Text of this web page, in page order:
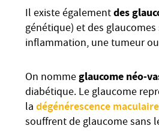
Il existe égalementdes
génétique) et des
inflammation, une tumeur
On nommeglaucome néo-
diabétique. Le glaucome
ladégénérescence maculaire
souffrent de glaucome sans